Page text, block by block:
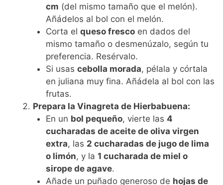
cm (del mismo tamaño que el melón).
Añádelos al bol con el melón.
Corta el queso frescoen dados del
mismo tamaño o desmenúzalo, según tu
preferencia. Resérvalo.
Si usas cebolla morada, pélala y córtala
en juliana muy fina. Añádela al bol con las
frutas.
Prepara la Vinagreta de Hierbabuena:
En un bol pequeño, vierte las 4
cucharadas de aceite de oliva virgen
extra, las 2 cucharadas de jugo de lima
o limón, y la 1 cucharada de miel o
sirope de agave.
Añade un puñado generoso de hojas de